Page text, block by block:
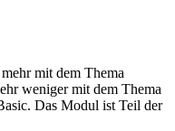
mit dem Thema
weniger mit dem Thema
Das Modul ist Teil der